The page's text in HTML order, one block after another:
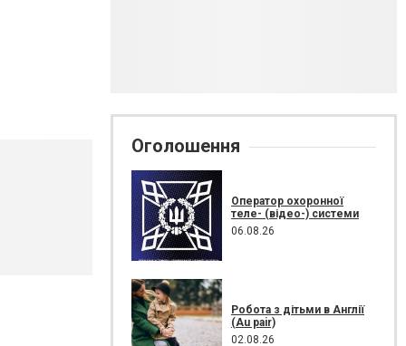
Оголошення
Оператор охоронної
теле- (відео-) системи
06.08.26
Робота з дітьми в Англії
(Au pair)
02.08.26